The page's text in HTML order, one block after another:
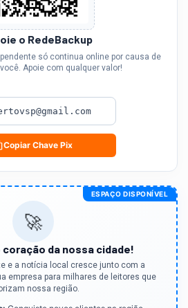
o RedeBackup
só continua online por causa de
Apoie com qualquer valor!
Copiar Chave Pix
ESPAÇO DISPONÍVEL
🚀
coração da nossa cidade!
e a notícia local cresce junto com a
empresa para milhares de leitores que
nossa região.